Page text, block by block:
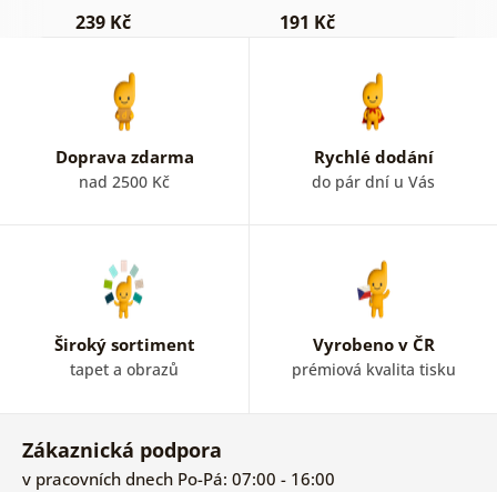
239 Kč 191 Kč
Doprava zdarma
nad 2500 Kč
Rychlé dodání
do pár dní u Vás
Široký sortiment
tapet a obrazů
Vyrobeno v ČR
prémiová kvalita tisku
Zákaznická podpora
v pracovních dnech Po-Pá: 07:00 - 16:00